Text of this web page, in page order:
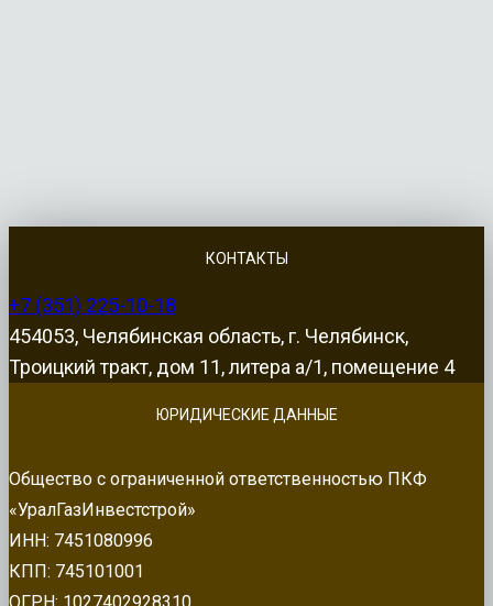
КОНТАКТЫ
+7 (351) 225-10-18
454053, Челябинская область, г. Челябинск,
Троицкий тракт, дом 11, литера а/1, помещение 4
ЮРИДИЧЕСКИЕ ДАННЫЕ
Общество с ограниченной ответственностью ПКФ
«УралГазИнвестстрой»
ИНН: 7451080996
КПП: 745101001
ОГРН: 1027402928310